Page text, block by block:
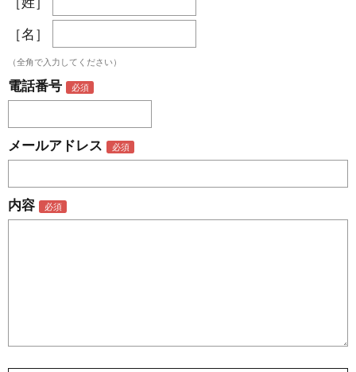
［姓］
［名］
（全角で入力してください）
電話番号
メールアドレス
内容